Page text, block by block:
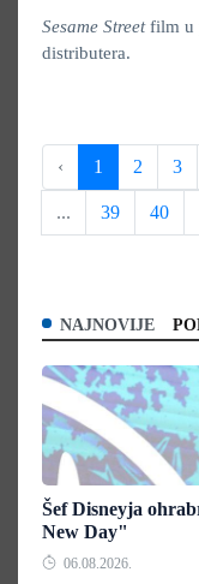
Sesame Streetfilm u
distributera.
‹ 1 2 3
... 39 40
NAJNOVIJE
Šef Disneyja
New Day"
06.08.2026.